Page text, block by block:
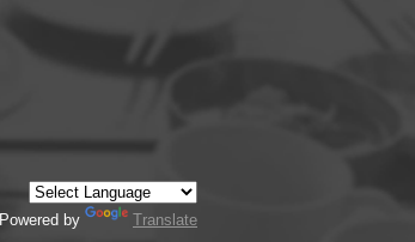
Powered by Translate